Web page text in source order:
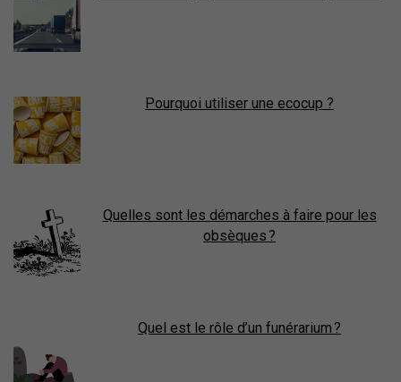
Pourquoi utiliser une ecocup ?
Quelles sont les démarches à faire pour les
obsèques ?
Quel est le rôle d’un funérarium ?